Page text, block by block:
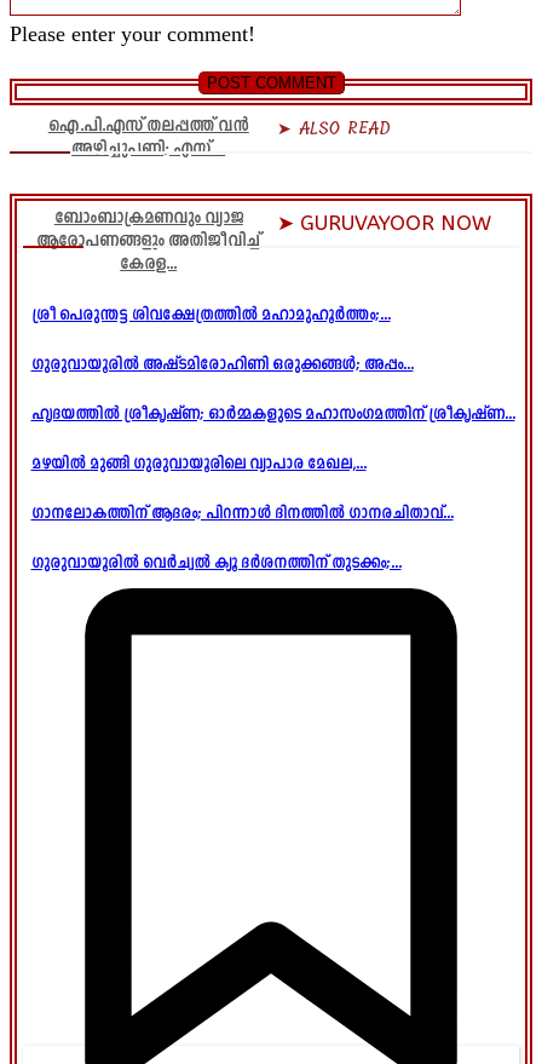
Please enter your comment!
ഐ.പി.എസ് തലപ്പത്ത് വൻ
അഴിച്ചുപണി; എസ്....
ബോംബാക്രമണവും വ്യാജ
ആരോപണങ്ങളും അതിജീവിച്ച്
കേരള...
➤ ALSO READ
ശ്രീ പെരുന്തട്ട ശിവക്ഷേത്രത്തിൽ മഹാമുഹൂർത്തം;...
ഗുരുവായൂരിൽ അഷ്ടമിരോഹിണി ഒരുക്കങ്ങൾ; അപ്പം...
ഹൃദയത്തിൽ ശ്രീകൃഷ്ണ; ഓർമ്മകളുടെ മഹാസംഗമത്തിന് ശ്രീകൃഷ്ണ...
മഴയിൽ മുങ്ങി ഗുരുവായൂരിലെ വ്യാപാര മേഖല,...
ഗാനലോകത്തിന് ആദരം; പിറന്നാൾ ദിനത്തിൽ ഗാനരചിതാവ്...
ഗുരുവായൂരിൽ വെർച്വൽ ക്യൂ ദർശനത്തിന് തുടക്കം;...
➤ GURUVAYOOR NOW